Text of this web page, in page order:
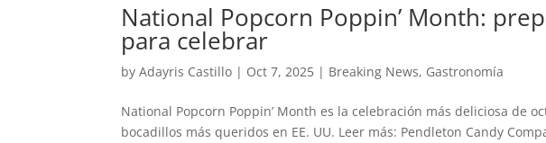
National Popcorn Poppin’ Month:
para celebrar
byAdayris Castillo | Oct 7, 2025 | Breaking News, Gastronomía
National Popcorn Poppin’ Month es la celebración más deliciosa de
bocadillos más queridos en EE. UU. Leer más: Pendleton Candy